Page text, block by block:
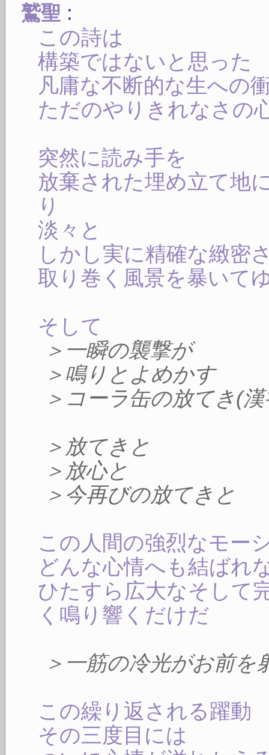
鷲聖 :
この詩は
構築ではないと思った
凡庸な不断的な生への
ただのやりきれなさの
突然に読み手を
放棄された埋め立て地
り
淡々と
しかし実に精確な緻密
取り巻く風景を暴いて
そして
＞一瞬の襲撃が
＞鳴りとよめかす
＞コーラ缶の放てき(
＞放てきと
＞放心と
＞今再びの放てきと
この人間の強烈なモー
どんな心情へも結ばれ
ひたすら広大なそして
く鳴り響くだけだ
＞一筋の冷光がお前を
この繰り返される躍動
その三度目には